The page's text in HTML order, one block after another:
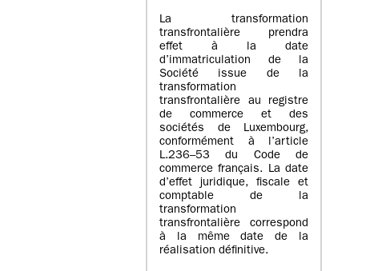
La transformation
transfrontalière prendra
effet à la date
d’immatriculation de la
Société issue de la
transformation
transfrontalière au registre
de commerce et des
sociétés de Luxembourg,
conformément à l’article
L.236–53 du Code de
commerce français. La date
d’effet juridique, fiscale et
comptable de la
transformation
transfrontalière correspond
à la même date de la
réalisation définitive.